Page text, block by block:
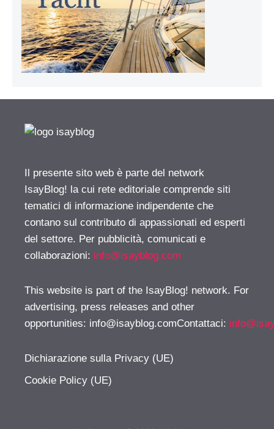
Il presente sito web è parte del network
IsayBlog! la cui rete editoriale comprende siti
tematici di informazione indipendente che
contano sul contributo di appassionati ed esperti
del settore. Per pubblicità, comunicati e
collaborazioni: info@isayblog.com
This website is part of the IsayBlog! network. For
advertising, press releases and other
opportunities: info@isayblog.comContattaci:
Dichiarazione sulla Privacy (UE)
Cookie Policy (UE)